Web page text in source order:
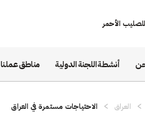
للصليب الأحمر
أنشطة اللجنة الدولية مناطق عملنا
العراق الاحتياجات مستمرة في العراق